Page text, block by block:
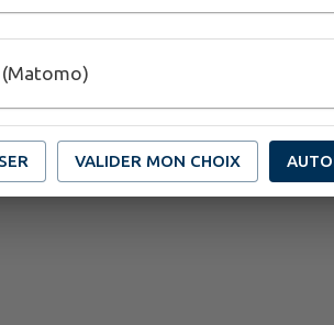
(Matomo)
VALIDER MON CHOIX